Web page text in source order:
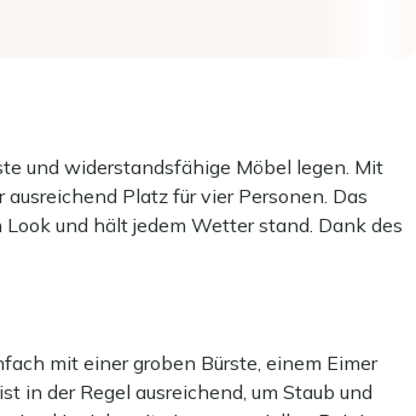
und widerstandsfähige Möbel legen. Mit
Platz für vier Personen. Das
und hält jedem Wetter stand. Dank des
und sorgt für langanhaltende Freude
mit einer groben Bürste, einem Eimer
in der Regel ausreichend, um Staub und